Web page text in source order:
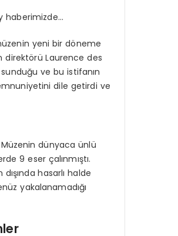
haberimizde…
yeni bir döneme
direktörü Laurence des
sunduğu ve bu istifanın
dile getirdi ve
dünyaca ünlü
9 eser çalınmıştı.
hasarlı halde
yakalanamadığı